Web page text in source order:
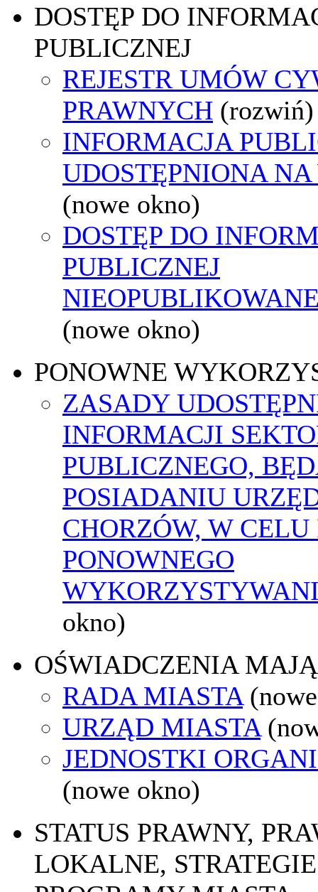
DOSTĘP DO
PUBLICZNEJ
REJESTR UMÓW
PRAWNYCH (rozwiń)
INFORMACJA
UDOSTĘPNIONA
(nowe okno)
DOSTĘP DO
PUBLICZNEJ
(nowe okno)
PONOWNE
ZASADY
INFORMACJI
PUBLICZNEGO,
POSIADANIU
CHORZÓW, W
PONOWNEGO
okno)
OŚWIADCZENIA
RADA MIASTA
URZĄD MIASTA
JEDNOSTKI
(nowe okno)
STATUS PRAWNY,
LOKALNE,